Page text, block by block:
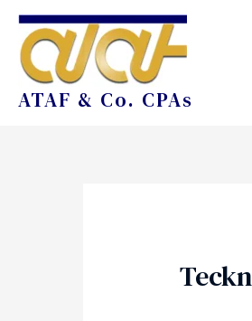
ATAF & Co. CPAs